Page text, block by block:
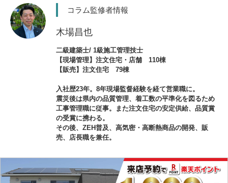
コラム監修者情報
木場昌也
二級建築士/ 1級施工管理技士
【現場管理】注文住宅・店舗 110棟
【販売】注文住宅 79棟
入社歴23年。8年現場監督経験を経て営業職に。
震災後は県内の品質管理、着工数の平準化を図るため
工事管理職に従事。また注文住宅の安定供給、品質賞
の受賞に携わる。
その後、ZEH普及、高気密・高断熱商品の開発、販
売、店長職を兼任。